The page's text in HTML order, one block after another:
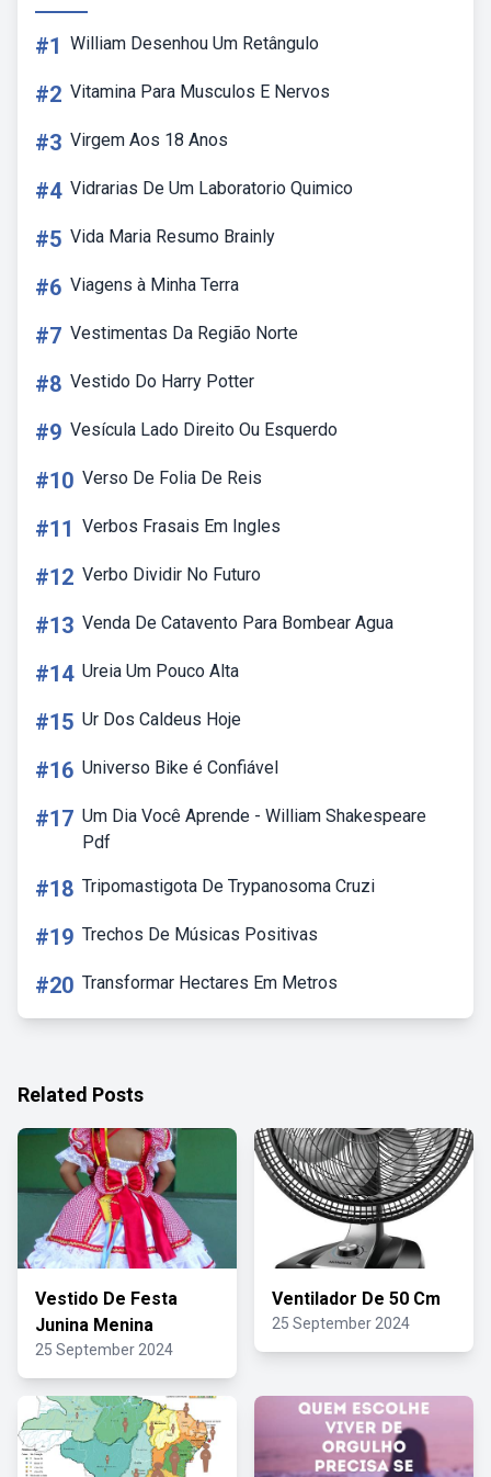
#1 William Desenhou Um Retângulo
#2 Vitamina Para Musculos E Nervos
#3 Virgem Aos 18 Anos
#4 Vidrarias De Um Laboratorio Quimico
#5 Vida Maria Resumo Brainly
#6 Viagens à Minha Terra
#7 Vestimentas Da Região Norte
#8 Vestido Do Harry Potter
#9 Vesícula Lado Direito Ou Esquerdo
#10 Verso De Folia De Reis
#11 Verbos Frasais Em Ingles
#12 Verbo Dividir No Futuro
#13 Venda De Catavento Para Bombear Agua
#14 Ureia Um Pouco Alta
#15 Ur Dos Caldeus Hoje
#16 Universo Bike é Confiável
#17 Um Dia Você Aprende - William Shakespeare
Pdf
#18 Tripomastigota De Trypanosoma Cruzi
#19 Trechos De Músicas Positivas
#20 Transformar Hectares Em Metros
Related Posts
Vestido De Festa
Junina Menina
25 September 2024
Ventilador De 50 Cm
25 September 2024